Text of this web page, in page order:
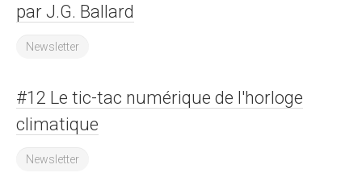
par J.G. Ballard
Newsletter
#12 Le tic-tac numérique de l'horloge
climatique
Newsletter